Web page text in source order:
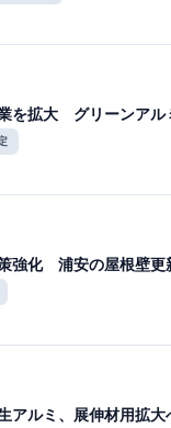
を拡大 グリーンア
強化 浦安の屋根壁
アルミ、展伸材用拡